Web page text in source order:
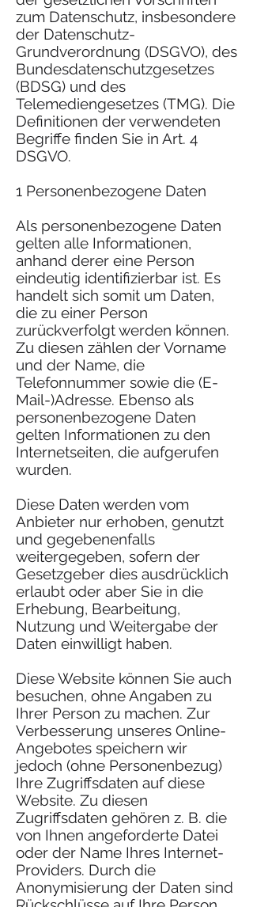
zum Datenschutz, insbesondere
der Datenschutz-
Grundverordnung (DSGVO), des
Bundesdatenschutzgesetzes
(BDSG) und des
Telemediengesetzes (TMG). Die
Definitionen der verwendeten
Begriffe finden Sie in Art. 4
DSGVO.
1 Personenbezogene Daten
Als personenbezogene Daten
gelten alle Informationen,
anhand derer eine Person
eindeutig identifizierbar ist. Es
handelt sich somit um Daten,
die zu einer Person
zurückverfolgt werden können.
Zu diesen zählen der Vorname
und der Name, die
Telefonnummer sowie die (E-
Mail-)Adresse. Ebenso als
personenbezogene Daten
gelten Informationen zu den
Internetseiten, die aufgerufen
wurden.
Diese Daten werden vom
Anbieter nur erhoben, genutzt
und gegebenenfalls
weitergegeben, sofern der
Gesetzgeber dies ausdrücklich
erlaubt oder aber Sie in die
Erhebung, Bearbeitung,
Nutzung und Weitergabe der
Daten einwilligt haben.
Diese Website können Sie auch
besuchen, ohne Angaben zu
Ihrer Person zu machen. Zur
Verbesserung unseres Online-
Angebotes speichern wir
jedoch (ohne Personenbezug)
Ihre Zugriffsdaten auf diese
Website. Zu diesen
Zugriffsdaten gehören z. B. die
von Ihnen angeforderte Datei
oder der Name Ihres Internet-
Providers. Durch die
Anonymisierung der Daten sind